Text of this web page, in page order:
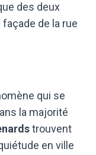
des deux
de la rue
qui se
la majorité
trouvent
en ville